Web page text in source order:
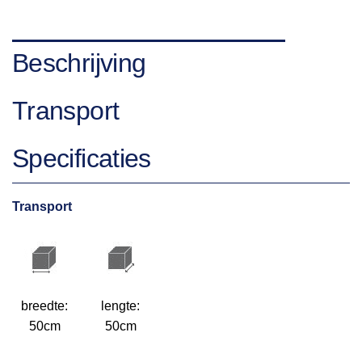
Beschrijving
Transport
Specificaties
Transport
breedte:
50cm
lengte:
50cm